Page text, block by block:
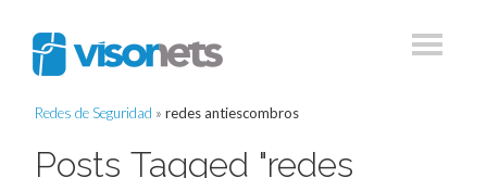
Redes de Seguridad » redes antiescombros
Posts Tagged "redes